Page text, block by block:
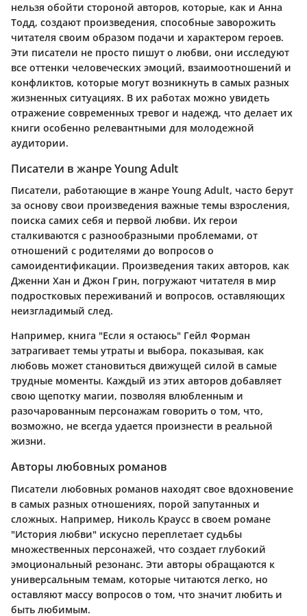
нельзя обойти стороной авторов, которые, как и Анна
Тодд, создают произведения, способные заворожить
читателя своим образом подачи и характером героев.
Эти писатели не просто пишут о любви, они исследуют
все оттенки человеческих эмоций, взаимоотношений и
конфликтов, которые могут возникнуть в самых разных
жизненных ситуациях. В их работах можно увидеть
отражение современных тревог и надежд, что делает их
книги особенно релевантными для молодежной
аудитории.
Писатели в жанре Young Adult
Писатели, работающие в жанре Young Adult, часто берут
за основу свои произведения важные темы взросления,
поиска самих себя и первой любви. Их герои
сталкиваются с разнообразными проблемами, от
отношений с родителями до вопросов о
самоидентификации. Произведения таких авторов, как
Дженни Хан и Джон Грин, погружают читателя в мир
подростковых переживаний и вопросов, оставляющих
неизгладимый след.
Например, книга "Если я остаюсь" Гейл Форман
затрагивает темы утраты и выбора, показывая, как
любовь может становиться движущей силой в самые
трудные моменты. Каждый из этих авторов добавляет
свою щепотку магии, позволяя влюбленным и
разочарованным персонажам говорить о том, что,
возможно, не всегда удается произнести в реальной
жизни.
Авторы любовных романов
Писатели любовных романов находят свое вдохновение
в самых разных отношениях, порой запутанных и
сложных. Например, Николь Краусс в своем романе
"История любви" искусно переплетает судьбы
множественных персонажей, что создает глубокий
эмоциональный резонанс. Эти авторы обращаются к
универсальным темам, которые читаются легко, но
оставляют массу вопросов о том, что значит любить и
быть любимым.